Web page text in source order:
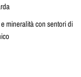
mineralità con sentori di